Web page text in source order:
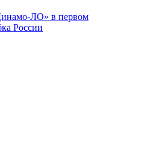
ЛО» в первом
России